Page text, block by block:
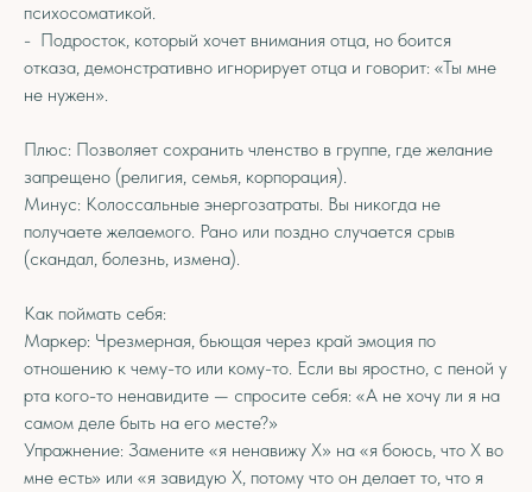
психосоматикой.
- Подросток, который хочет внимания отца, но боится
отказа, демонстративно игнорирует отца и говорит: «Ты мне
не нужен».
Плюс: Позволяет сохранить членство в группе, где желание
запрещено (религия, семья, корпорация).
Минус: Колоссальные энергозатраты. Вы никогда не
получаете желаемого. Рано или поздно случается срыв
(скандал, болезнь, измена).
Как поймать себя:
Маркер: Чрезмерная, бьющая через край эмоция по
отношению к чему-то или кому-то. Если вы яростно, с пеной у
рта кого-то ненавидите — спросите себя: «А не хочу ли я на
самом деле быть на его месте?»
Упражнение: Замените «я ненавижу X» на «я боюсь, что X во
мне есть» или «я завидую X, потому что он делает то, что я